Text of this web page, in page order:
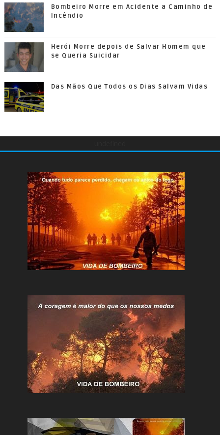
Bombeiro Morre em Acidente a Caminho de
Incêndio
Herói Morre depois de Salvar Homem que
se Queria Suicidar
Das Mãos Que Todos os Dias Salvam Vidas